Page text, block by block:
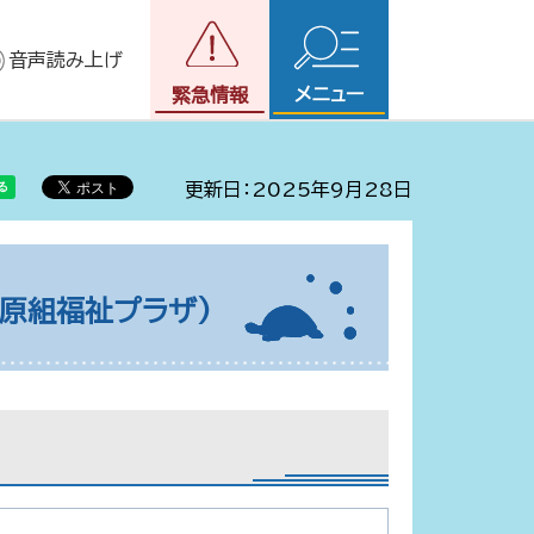
音声読み上げ
緊急情報
メニュー
更新日：2025年9月28日
組福祉プラザ)